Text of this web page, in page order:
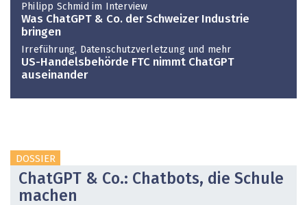
Philipp Schmid im Interview
Was ChatGPT & Co. der Schweizer Industrie
bringen
Irreführung, Datenschutzverletzung und mehr
US-Handelsbehörde FTC nimmt ChatGPT
auseinander
DOSSIER
ChatGPT & Co.: Chatbots, die Schule
machen